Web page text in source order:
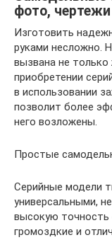
фото, чертежи
Изготовить
руками несложно.
вызвана не
приобретении
в использовании
позволит более
него возложены.
Простые
Серийные модели
универсальными,
высокую точность
громоздкие и